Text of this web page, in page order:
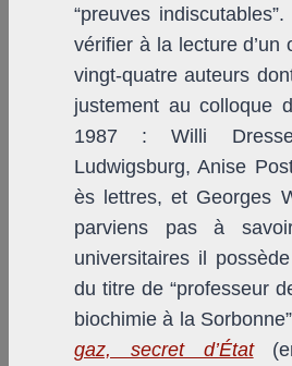
“preuves
vérifier à la lecture d’un
vingt-quatre auteurs
justement au colloque
1987 : Willi
Ludwigsburg, Anise
ès lettres, et Georges
parviens pas à
universitaires il
du titre de “professeur
biochimie à la
gaz, secret d’État